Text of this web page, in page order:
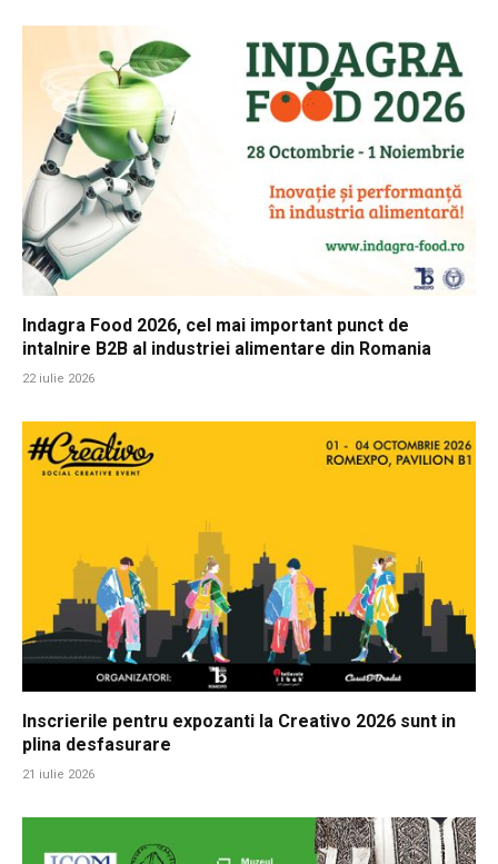
Indagra Food 2026, cel mai important punct de
intalnire B2B al industriei alimentare din Romania
22 iulie 2026
Inscrierile pentru expozanti la Creativo 2026 sunt in
plina desfasurare
21 iulie 2026